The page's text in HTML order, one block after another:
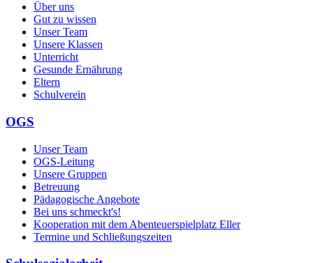
Über uns
Gut zu wissen
Unser Team
Unsere Klassen
Unterricht
Gesunde Ernährung
Eltern
Schulverein
OGS
Unser Team
OGS-Leitung
Unsere Gruppen
Betreuung
Pädagogische Angebote
Bei uns schmeckt's!
Kooperation mit dem Abenteuerspielplatz Eller
Termine und Schließungszeiten